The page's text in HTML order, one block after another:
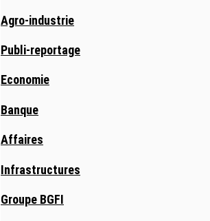
Agro-industrie
Publi-reportage
Economie
Banque
Affaires
Infrastructures
Groupe BGFI